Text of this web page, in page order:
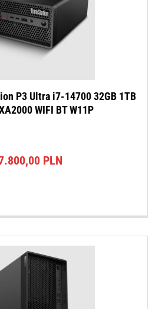
P3 Ultra i7-14700 32GB 1TB
WIFI BT W11P
PLN